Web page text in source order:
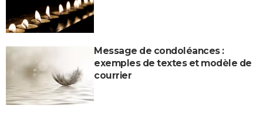
Message de condoléances :
exemples de textes et modèle de
courrier